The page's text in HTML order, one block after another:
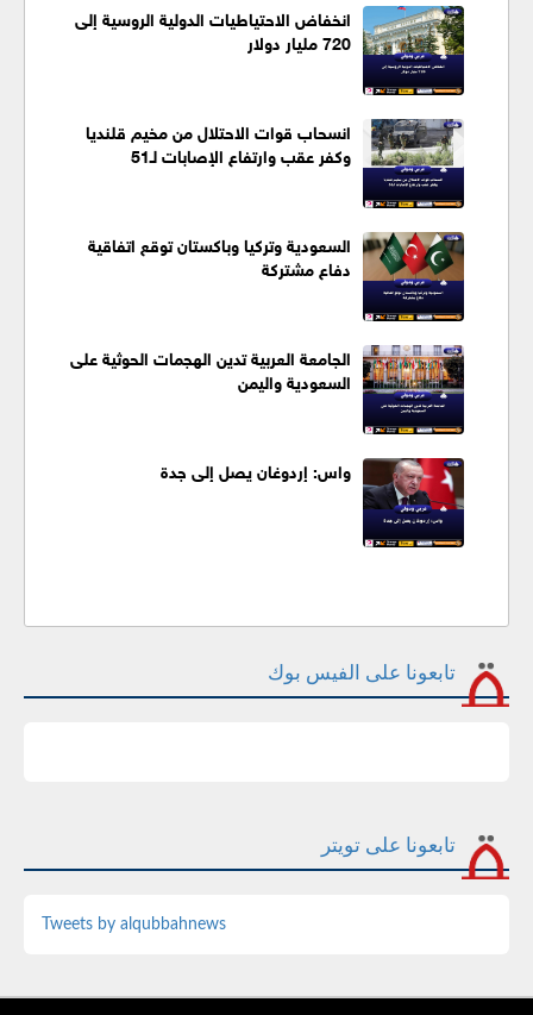
انخفاض الاحتياطيات الدولية الروسية إلى
720 مليار دولار
انسحاب قوات الاحتلال من مخيم قلنديا
وكفر عقب وارتفاع الإصابات لـ51
السعودية وتركيا وباكستان توقع اتفاقية
دفاع مشتركة
الجامعة العربية تدين الهجمات الحوثية على
السعودية واليمن
واس: إردوغان يصل إلى جدة
تابعونا على الفيس بوك
تابعونا على تويتر
Tweets by alqubbahnews